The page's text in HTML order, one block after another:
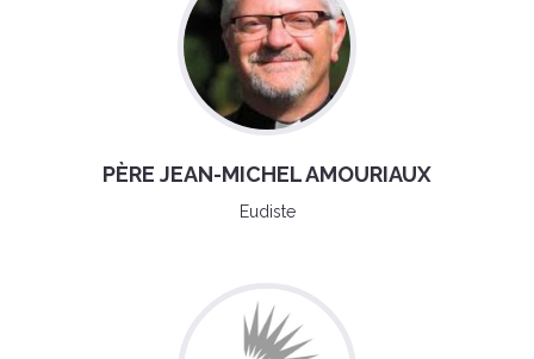
PÈRE JEAN-MICHEL AMOURIAUX
Eudiste